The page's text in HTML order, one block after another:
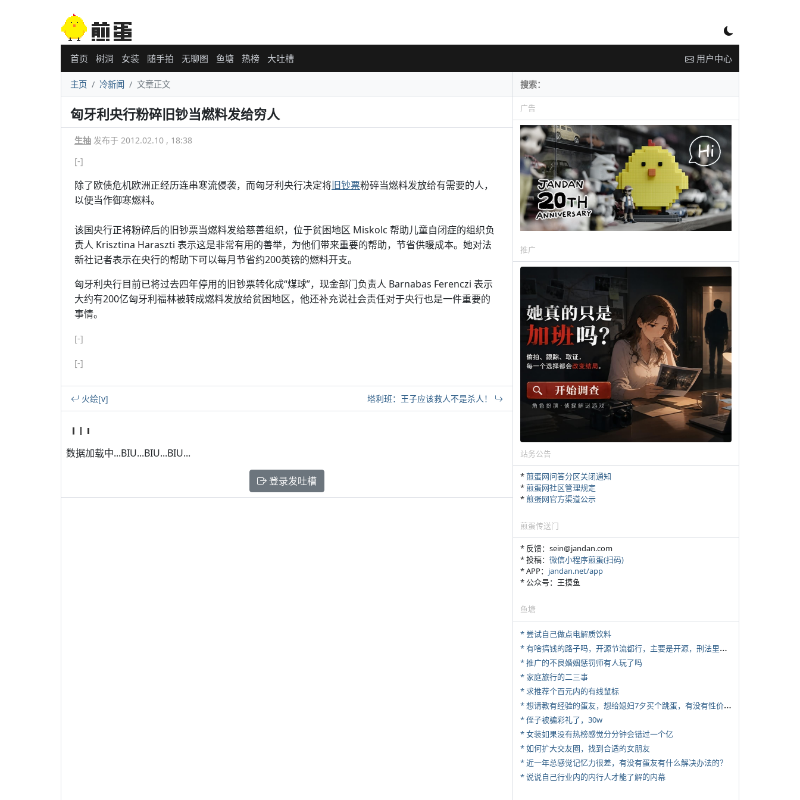
首页 树洞 女装 随手拍 无聊图 鱼塘 热榜 大吐槽 用户中心
主页 冷新闻 文章正文
匈牙利央行粉碎旧钞当燃料发给穷人
生抽 发布于 2012.02.10 , 18:38
[-]
除了欧债危机欧洲正经历连串寒流侵袭，而匈牙利央行决定将旧钞票粉碎当燃料发放给有需要的人，
以便当作御寒燃料。
该国央行正将粉碎后的旧钞票当燃料发给慈善组织，位于贫困地区 Miskolc 帮助儿童自闭症的组织负
责人 Krisztina Haraszti 表示这是非常有用的善举，为他们带来重要的帮助，节省供暖成本。她对法
新社记者表示在央行的帮助下可以每月节省约200英镑的燃料开支。
匈牙利央行目前已将过去四年停用的旧钞票转化成“煤球”，现金部门负责人 Barnabas Ferenczi 表示
大约有200亿匈牙利福林被转成燃料发放给贫困地区，他还补充说社会责任对于央行也是一件重要的
事情。
[-]
[-]
火绘[v] 塔利班：王子应该救人不是杀人！
数据加载中...BIU...BIU...BIU...
登录发吐槽
广告
推广
站务公告
*煎蛋网问答分区关闭通知
*煎蛋网社区管理规定
*煎蛋网官方渠道公示
煎蛋传送门
* 反馈：sein@jandan.com
* 投稿： 微信小程序煎蛋(扫码)
* APP： jandan.net/app
* 公众号：王摸鱼
鱼塘
* 尝试自己做点电解质饮料
*
有啥搞钱的路子吗，开源节流都行，主要是开源，刑法里的咱不做
* 推广的不良婚姻惩罚师有人玩了吗
* 家庭旅行的二三事
* 求推荐个百元内的有线鼠标
*
想请教有经验的蛋友，想给媳妇7夕买个跳蛋，有没有性价比高的推荐
* 侄子被骗彩礼了，30w
* 女装如果没有热榜感觉分分钟会错过一个亿
* 如何扩大交友圈，找到合适的女朋友
* 近一年总感觉记忆力很差，有没有蛋友有什么解决办法的？
* 说说自己行业内的内行人才能了解的内幕